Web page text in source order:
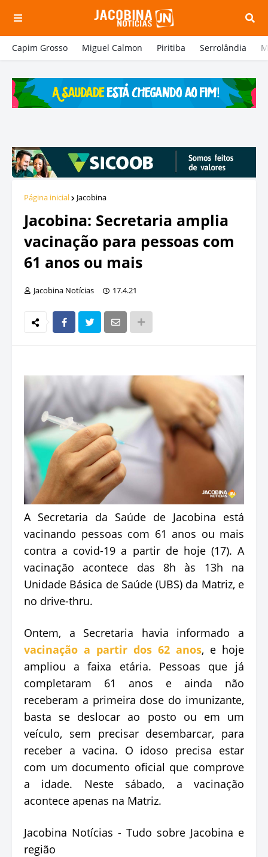
Capim Grosso Miguel Calmon Piritiba Serrolândia
Página inicial Jacobina
Jacobina: Secretaria amplia
vacinação para pessoas com
61 anos ou mais
Jacobina Notícias 17.4.21
A Secretaria da Saúde de Jacobina está
vacinando pessoas com 61 anos ou mais
contra a covid-19 a partir de hoje (17). A
vacinação acontece das 8h às 13h na
Unidade Básica de Saúde (UBS) da Matriz, e
no drive-thru.
Ontem, a Secretaria havia informado a
vacinação a partir dos 62 anos, e hoje
ampliou a faixa etária. Pessoas que já
completaram 61 anos e ainda não
receberam a primeira dose do imunizante,
basta se deslocar ao posto ou em um
veículo, sem precisar desembarcar, para
receber a vacina. O idoso precisa estar
com um documento oficial que comprove
a idade. Neste sábado, a vacinação
acontece apenas na Matriz.
Jacobina Notícias - Tudo sobre Jacobina e
região